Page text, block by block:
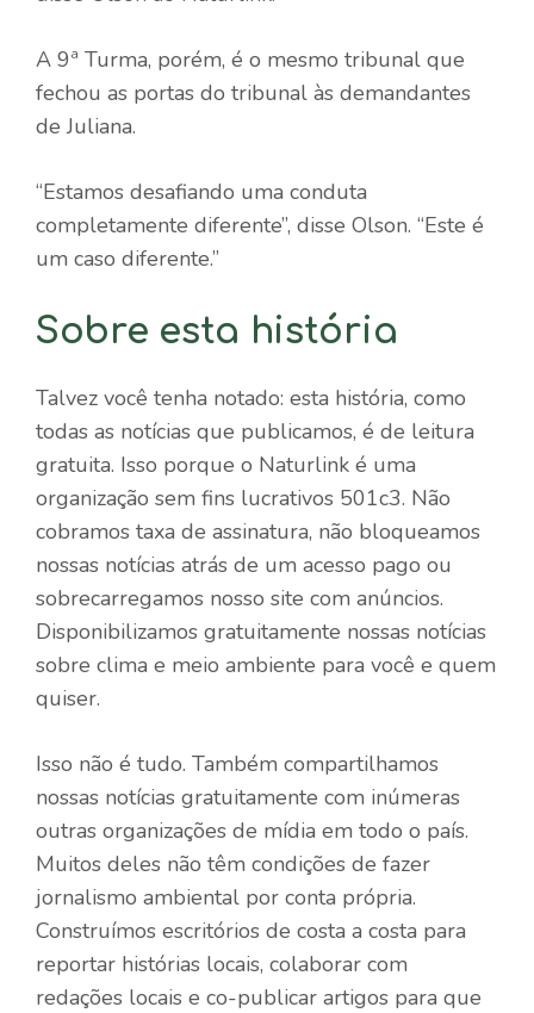
A 9ª Turma, porém, é o mesmo tribunal que
fechou as portas do tribunal às demandantes
de Juliana.
“Estamos desafiando uma conduta
completamente diferente”, disse Olson. “Este é
um caso diferente.”
Sobre esta história
Talvez você tenha notado: esta história, como
todas as notícias que publicamos, é de leitura
gratuita. Isso porque o Naturlink é uma
organização sem fins lucrativos 501c3. Não
cobramos taxa de assinatura, não bloqueamos
nossas notícias atrás de um acesso pago ou
sobrecarregamos nosso site com anúncios.
Disponibilizamos gratuitamente nossas notícias
sobre clima e meio ambiente para você e quem
quiser.
Isso não é tudo. Também compartilhamos
nossas notícias gratuitamente com inúmeras
outras organizações de mídia em todo o país.
Muitos deles não têm condições de fazer
jornalismo ambiental por conta própria.
Construímos escritórios de costa a costa para
reportar histórias locais, colaborar com
redações locais e co-publicar artigos para que